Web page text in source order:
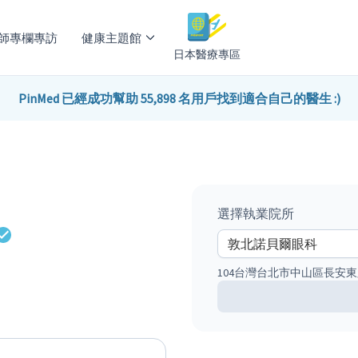
專欄專訪 健康主題館
日本醫療專區
PinMed 已經成功幫助 55,898 名用戶找到適合自己的醫生 :)
選擇執業院所
104台灣台北市中山區長安